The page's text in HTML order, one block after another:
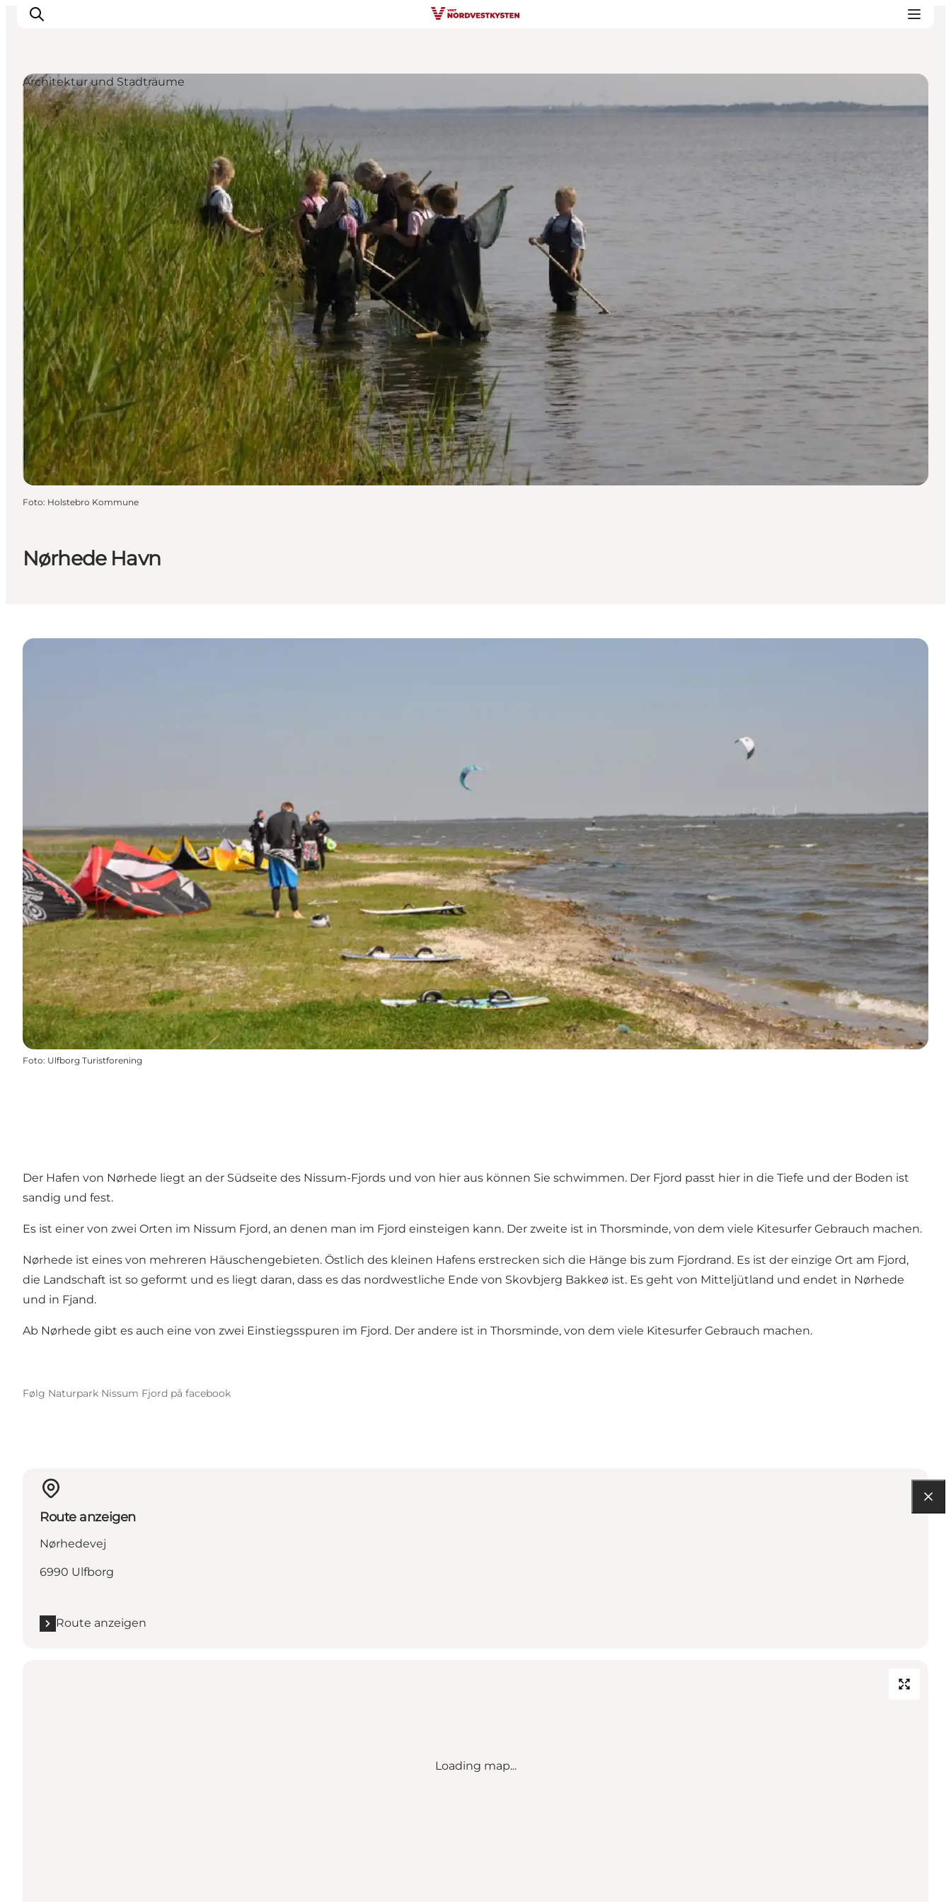
Urlaubsorte
Inspiration
Events
Unterkunft
Mach deine Urlaubsplanung
Nørhede Havn
Architektur und Stadträume
Foto: Holstebro Kommune
Foto: Ulfborg Turistforening
Der Hafen von Nørhede liegt an der Südseite des Nissum-Fjords und von hier aus können Sie schwimmen. Der Fjord passt hier in die Tiefe und der Boden ist
sandig und fest.
Es ist einer von zwei Orten im Nissum Fjord, an denen man im Fjord einsteigen kann. Der zweite ist in Thorsminde, von dem viele Kitesurfer Gebrauch machen.
Nørhede ist eines von mehreren Häuschengebieten. Östlich des kleinen Hafens erstrecken sich die Hänge bis zum Fjordrand. Es ist der einzige Ort am Fjord,
die Landschaft ist so geformt und es liegt daran, dass es das nordwestliche Ende von Skovbjerg Bakkeø ist. Es geht von Mitteljütland und endet in Nørhede
und in Fjand.
Ab Nørhede gibt es auch eine von zwei Einstiegsspuren im Fjord. Der andere ist in Thorsminde, von dem viele Kitesurfer Gebrauch machen.
Følg Naturpark Nissum Fjord på facebook
Route anzeigen
Nørhedevej
6990 Ulfborg
Route anzeigen
Loading map...